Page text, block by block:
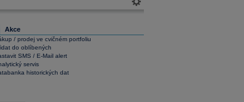
Akce
/ prodej ve cvičném portfoliu
do oblíbených
SMS / E-Mail alert
servis
historických dat